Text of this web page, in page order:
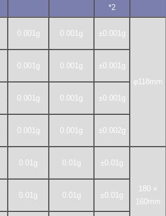
*2
0.001g 0.001g ±0.001g
φ118mm
0.001g 0.001g ±0.001g
0.001g 0.001g ±0.001g
0.001g 0.001g ±0.002g
0.01g 0.01g ±0.01g
180 ×
160mm
0.01g 0.01g ±0.01g